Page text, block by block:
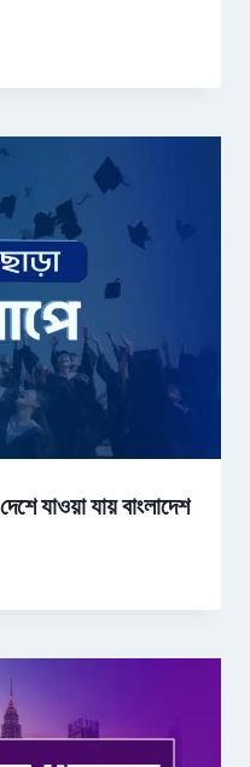
যাওয়া যায় বাংলাদেশ